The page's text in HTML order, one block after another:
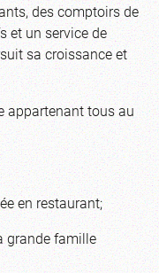
des comptoirs de
et un service de
sa croissance et
appartenant tous au
en restaurant;
grande famille